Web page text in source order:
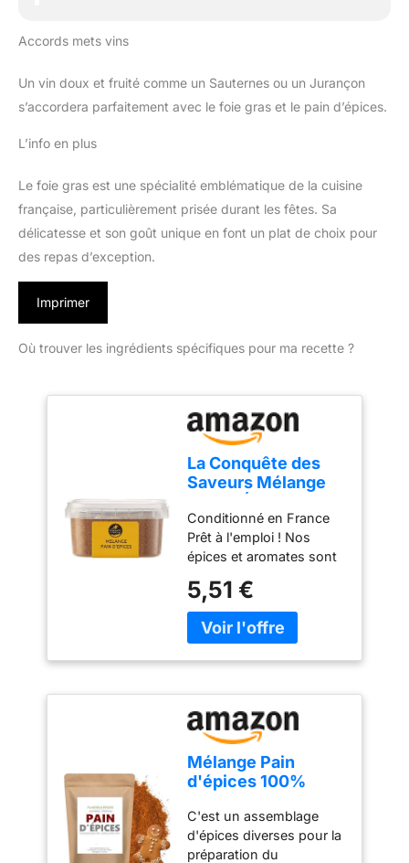
Accords mets vins
Un vin doux et fruité comme un Sauternes ou un Jurançon
s’accordera parfaitement avec le foie gras et le pain d’épices.
L’info en plus
Le foie gras est une spécialité emblématique de la cuisine
française, particulièrement prisée durant les fêtes. Sa
délicatesse et son goût unique en font un plat de choix pour
des repas d’exception.
Imprimer
Où trouver les ingrédients spécifiques pour ma recette ?
La Conquête des
Saveurs Mélange
Conditionné en France
Prêt à l'emploi ! Nos
épices et aromates sont
sélectionnés pour la
puissance de leurs
saveurs ! fabriqué en
5,51 €
Mélange Pain
d'épices 100%
Fraîcheur
Refermable (50g)
C'est un assemblage
d'épices diverses pour la
préparation du